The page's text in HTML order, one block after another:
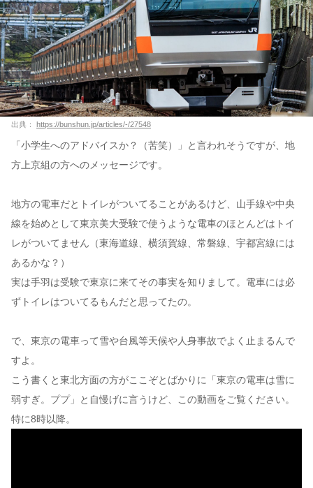
出典： https://bunshun.jp/articles/-/27548
「小学生へのアドバイスか？（苦笑）」と言われそうですが、地
方上京組の方へのメッセージです。
地方の電車だとトイレがついてることがあるけど、山手線や中央
線を始めとして東京美大受験で使うような電車のほとんどはトイ
レがついてません（東海道線、横須賀線、常磐線、宇都宮線には
あるかな？）
実は手羽は受験で東京に来てその事実を知りまして。電車には必
ずトイレはついてるもんだと思ってたの。
で、東京の電車って雪や台風等天候や人身事故でよく止まるんで
すよ。
こう書くと東北方面の方がここぞとばかりに「東京の電車は雪に
弱すぎ。ププ」と自慢げに言うけど、この動画をご覧ください。
特に8時以降。